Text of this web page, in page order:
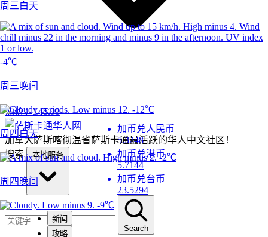
周三白天
-4℃
周三晚间
-12℃
周四白天
-2℃
周四晚间
-9℃
加币兑人民币
5.3248
加币兑港币
5.7144
加币兑台币
23.5294
油价：145.90
加拿大萨斯喀彻温省萨斯卡通最活跃的华人中文社区！
搜索
本地服务
新闻
攻略
Search